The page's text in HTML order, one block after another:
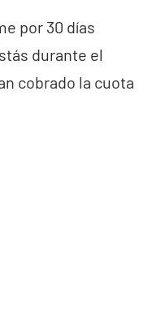
por 30 días
durante el
cobrado la cuota